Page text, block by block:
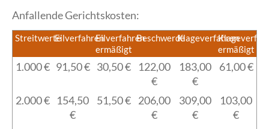
Anfallende Gerichtskosten:
StreitwerteEilverfahrenEilverfahren
ermäßigt
BeschwerdeKlageverfahren
ermäßigt
1.000 € 91,50 € 30,50 €
122,00
€
183,00
€
61,00 €
2.000 €
154,50
€
51,50 €
206,00
€
309,00
€
103,00
€